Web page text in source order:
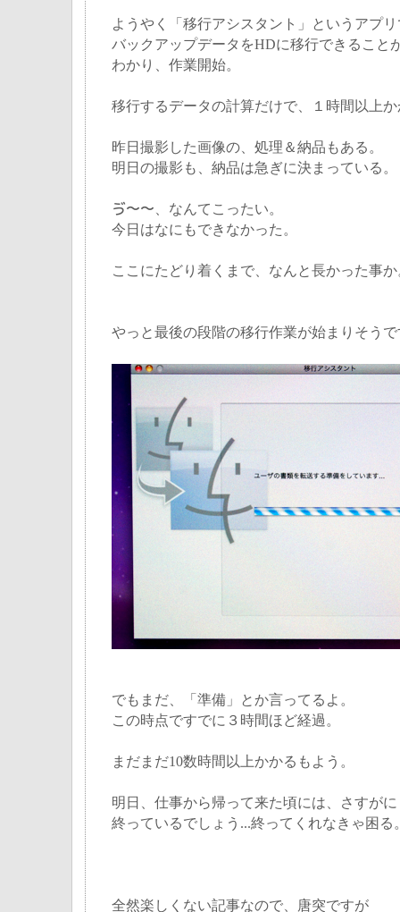
ようやく「移行アシスタント」というアプ
バックアップデータをHDに移行できること
わかり、作業開始。
移行するデータの計算だけで、１時間以上
昨日撮影した画像の、処理＆納品もある。
明日の撮影も、納品は急ぎに決まっている。
ゔ〜〜、なんてこったい。
今日はなにもできなかった。
ここにたどり着くまで、なんと長かった事
やっと最後の段階の移行作業が始まりそう
でもまだ、「準備」とか言ってるよ。
この時点ですでに３時間ほど経過。
まだまだ10数時間以上かかるもよう。
明日、仕事から帰って来た頃には、さすがに
終っているでしょう...終ってくれなきゃ困る
全然楽しくない記事なので、唐突ですが